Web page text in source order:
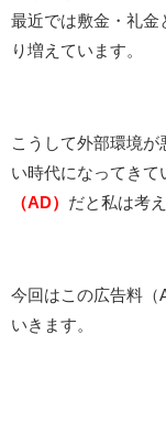
最近では敷金・礼金
り増えています。
こうして外部環境
い時代になってきて
（AD） だと私は考
今回はこの広告料（
いきます。